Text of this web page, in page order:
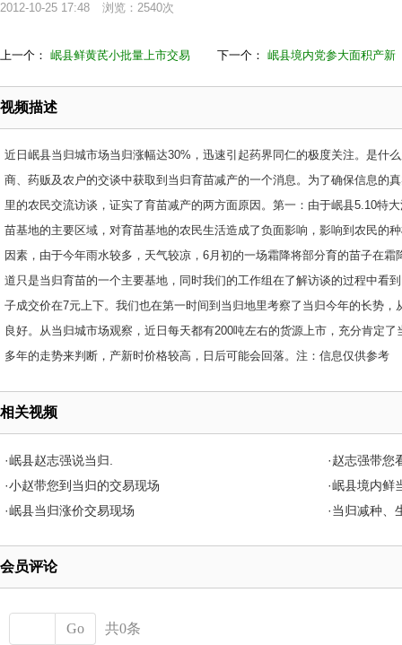
2012-10-25 17:48 浏览：2540次
上一个： 岷县鲜黄芪小批量上市交易 下一个： 岷县境内党参大面积产新
视频描述
近日岷县当归城市场当归涨幅达30%，迅速引起药界同仁的极度关注。是什
商、药贩及农户的交谈中获取到当归育苗减产的一个消息。为了确保信息的
里的农民交流访谈，证实了育苗减产的两方面原因。第一：由于岷县5.10特
苗基地的主要区域，对育苗基地的农民生活造成了负面影响，影响到农民的
因素，由于今年雨水较多，天气较凉，6月初的一场霜降将部分育的苗子在
道只是当归育苗的一个主要基地，同时我们的工作组在了解访谈的过程中看
子成交价在7元上下。我们也在第一时间到当归地里考察了当归今年的长势
良好。从当归城市场观察，近日每天都有200吨左右的货源上市，充分肯定
多年的走势来判断，产新时价格较高，日后可能会回落。注：信息仅供参考
相关视频
·岷县赵志强说当归. ·赵志强带您
·小赵带您到当归的交易现场 ·岷县境内鲜
·岷县当归涨价交易现场 ·当归减种、
会员评论
Go 共0条